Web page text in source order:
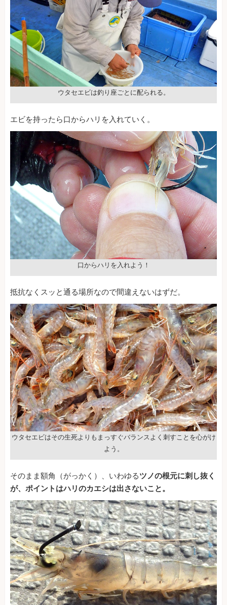
ウタセエビは釣り座ごとに配られる。
エビを持ったら口からハリを入れていく。
口からハリを入れよう！
抵抗なくスッと通る場所なので間違えないはずだ。
ウタセエビはその生死よりもまっすぐバランスよく刺すことを心がけ
よう。
そのまま額角（がっかく）、いわゆるツノの根元に刺し抜く
が、ポイントはハリのカエシは出さないこと。